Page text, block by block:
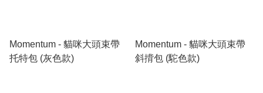
Momentum - 貓咪大頭束帶
托特包 (灰色款)
Momentum - 貓咪大頭束帶
斜揹包 (駝色款)